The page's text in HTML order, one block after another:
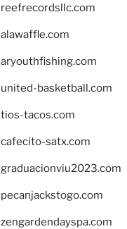
reefrecordsllc.com
alawaffle.com
aryouthfishing.com
united-basketball.com
tios-tacos.com
cafecito-satx.com
graduacionviu2023.com
pecanjackstogo.com
zengardendayspa.com